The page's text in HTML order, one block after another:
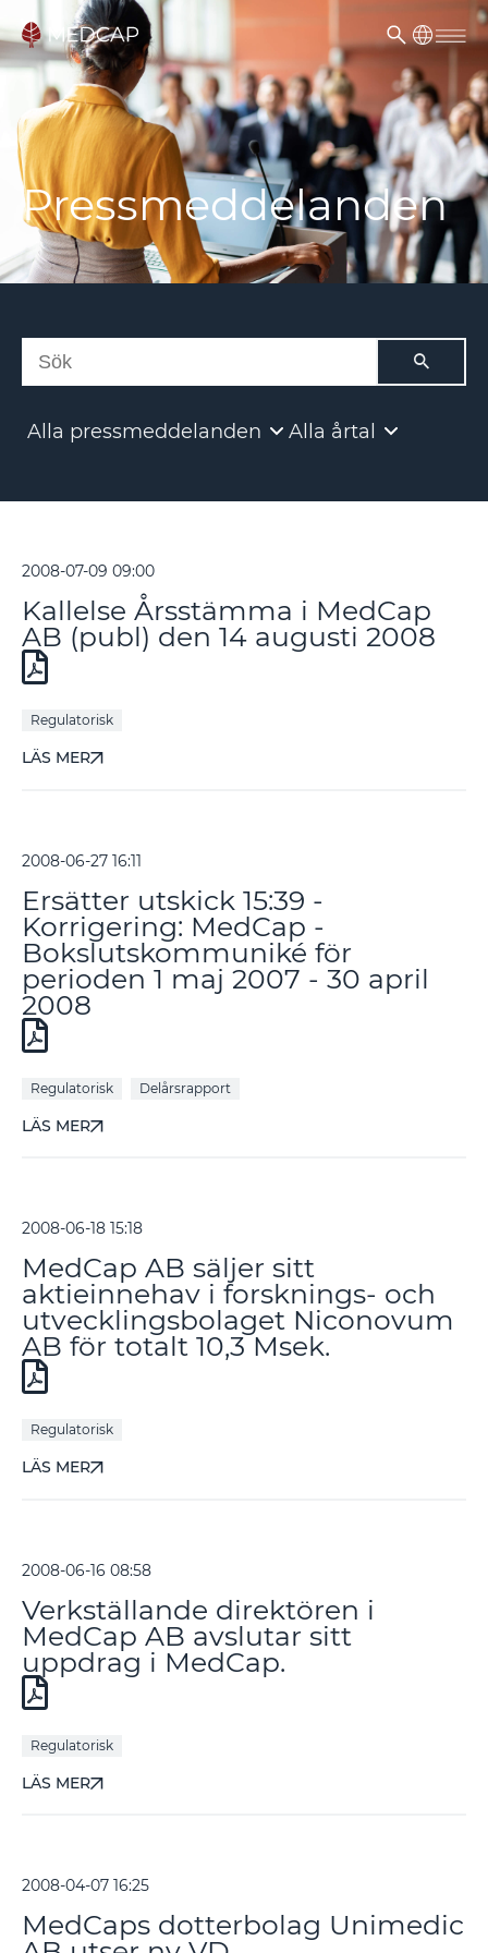
Pressmeddelanden
2008-07-09 09:00
Kallelse Årsstämma i MedCap
AB (publ) den 14 augusti 2008
Regulatorisk
LÄS MER
2008-06-27 16:11
Ersätter utskick 15:39 -
Korrigering: MedCap -
Bokslutskommuniké för
perioden 1 maj 2007 - 30 april
2008
Regulatorisk Delårsrapport
LÄS MER
2008-06-18 15:18
MedCap AB säljer sitt
aktieinnehav i forsknings- och
utvecklingsbolaget Niconovum
AB för totalt 10,3 Msek.
Regulatorisk
LÄS MER
2008-06-16 08:58
Verkställande direktören i
MedCap AB avslutar sitt
uppdrag i MedCap.
Regulatorisk
LÄS MER
2008-04-07 16:25
MedCaps dotterbolag Unimedic